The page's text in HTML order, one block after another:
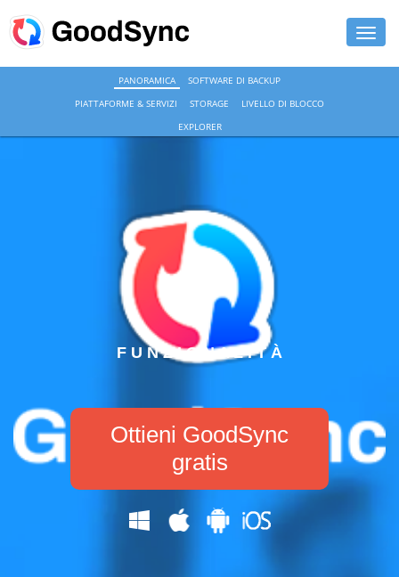
PANORAMICA
SOFTWARE DI BACKUP
PIATTAFORME & SERVIZI
STORAGE
LIVELLO DI BLOCCO
EXPLORER
F U N Z I O N A L I T À
Ottieni GoodSync
gratis